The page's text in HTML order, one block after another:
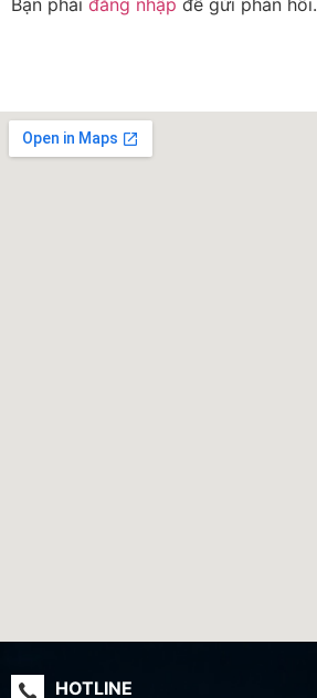
Bạn phải đăng nhập để gửi phản hồi.
HOTLINE